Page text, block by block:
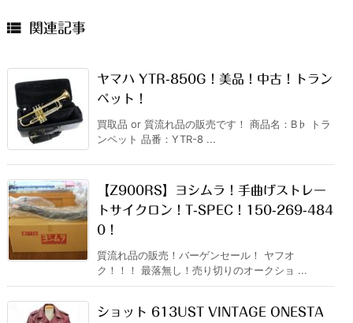
 関連記事
ヤマハ YTR-850G！美品！中古！トラン
ペット！
買取品 or 質流れ品の販売です！ 商品名：B♭ トラ
ンペット 品番：YTR-8 ...
【Z900RS】ヨシムラ！手曲げストレー
トサイクロン！T-SPEC！150-269-484
0！
質流れ品の販売！バーゲンセール！ ヤフオ
ク！！！ 最落無し！売り切りのオークショ ...
ショット 613UST VINTAGE ONESTA